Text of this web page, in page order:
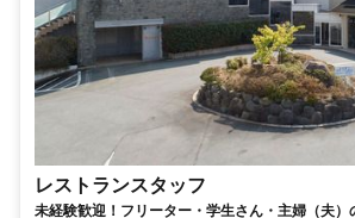
レストランスタッフ
未経験歓迎！フリーター・学生さん・主婦（夫）